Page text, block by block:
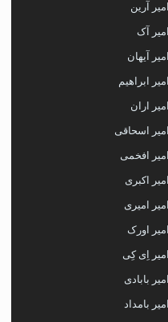
امیر آرین
امیر آک
امیر آیهان
امیر ابراهیم
امیر اران
امیر اسحاقی
امیر افخمی
امیر اکبری
امیر امیری
امیر اورک
امیر اِی کِی
امیر بابادی
امیر بامداد